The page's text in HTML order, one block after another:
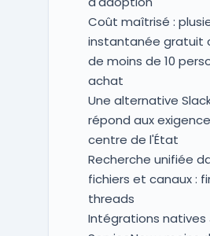
Coût maîtrisé :
instantanée gratuit
de moins de 10
achat
Une alternative
répond aux
centre de l'État
Recherche unifiée
fichiers et canaux :
threads
Intégrations natives